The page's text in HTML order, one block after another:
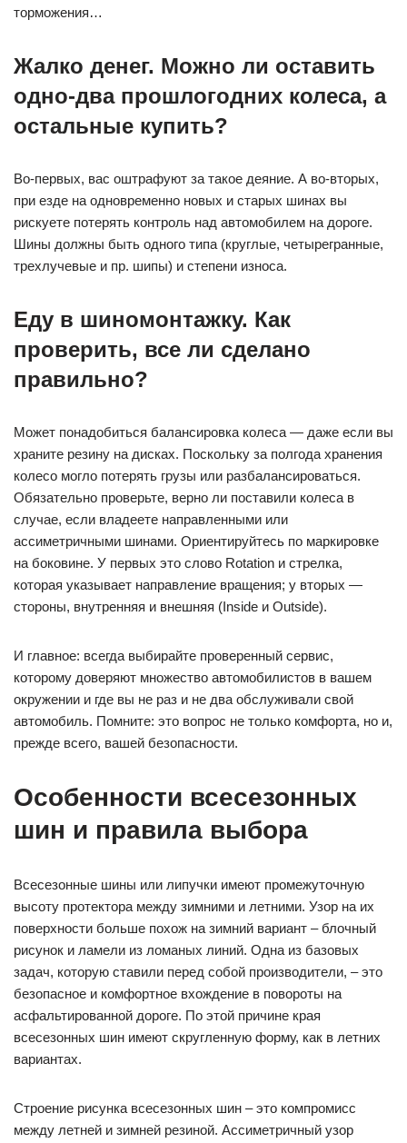
торможения…
Жалко денег. Можно ли оставить
одно-два прошлогодних колеса, а
остальные купить?
Во-первых, вас оштрафуют за такое деяние. А во-вторых,
при езде на одновременно новых и старых шинах вы
рискуете потерять контроль над автомобилем на дороге.
Шины должны быть одного типа (круглые, четырегранные,
трехлучевые и пр. шипы) и степени износа.
Еду в шиномонтажку. Как
проверить, все ли сделано
правильно?
Может понадобиться балансировка колеса — даже если вы
храните резину на дисках. Поскольку за полгода хранения
колесо могло потерять грузы или разбалансироваться.
Обязательно проверьте, верно ли поставили колеса в
случае, если владеете направленными или
ассиметричными шинами. Ориентируйтесь по маркировке
на боковине. У первых это слово Rotation и стрелка,
которая указывает направление вращения; у вторых —
стороны, внутренняя и внешняя (Inside и Outside).
И главное: всегда выбирайте проверенный сервис,
которому доверяют множество автомобилистов в вашем
окружении и где вы не раз и не два обслуживали свой
автомобиль. Помните: это вопрос не только комфорта, но и,
прежде всего, вашей безопасности.
Особенности всесезонных
шин и правила выбора
Всесезонные шины или липучки имеют промежуточную
высоту протектора между зимними и летними. Узор на их
поверхности больше похож на зимний вариант – блочный
рисунок и ламели из ломаных линий. Одна из базовых
задач, которую ставили перед собой производители, – это
безопасное и комфортное вхождение в повороты на
асфальтированной дороге. По этой причине края
всесезонных шин имеют скругленную форму, как в летних
вариантах.
Строение рисунка всесезонных шин – это компромисс
между летней и зимней резиной. Ассиметричный узор